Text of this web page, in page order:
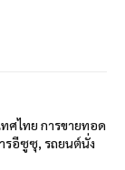
ศไทย การขายทอด
รอีซูซุ, รถยนต์นั่ง